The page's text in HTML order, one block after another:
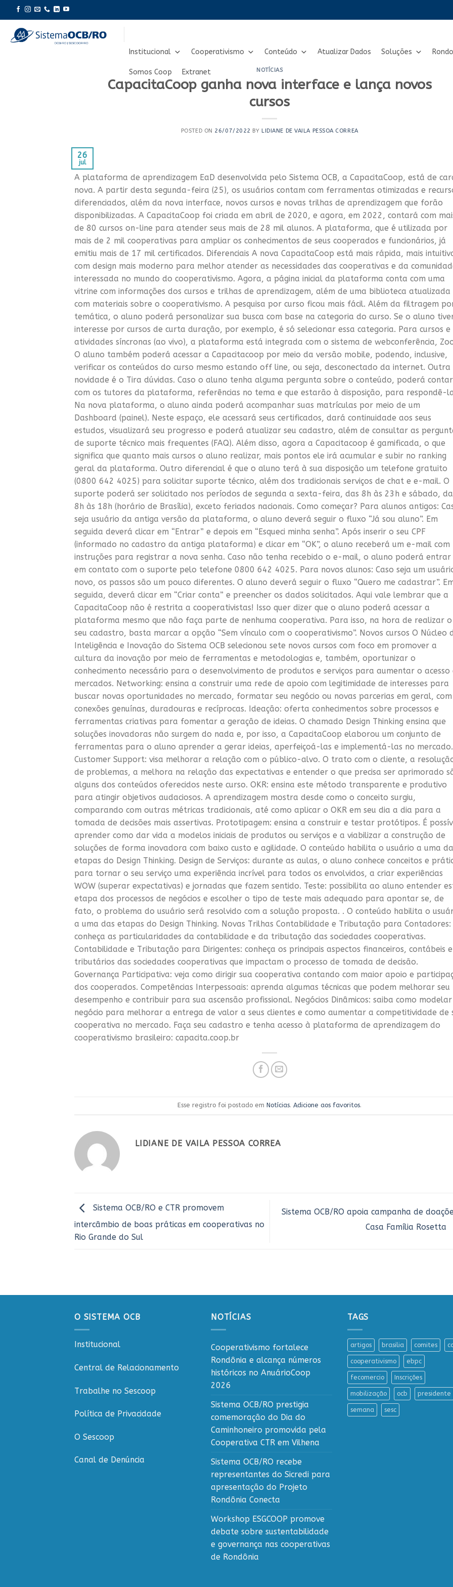
to
content
Institucional Cooperativismo Conteúdo Atualizar Dados Soluções
Somos Coop Extranet NOTÍCIAS
CapacitaCoop ganha nova interface e lança novos
cursos
POSTED ON 26/07/2022 BY LIDIANE DE VAILA PESSOA CORREA
26
jul
A plataforma de aprendizagem EaD desenvolvida pelo Sistema OCB, a CapacitaCoop, está de
nova. A partir desta segunda-feira (25), os usuários contam com ferramentas otimizadas e
diferenciados, além da nova interface, novos cursos e novas trilhas de aprendizagem que forão
disponibilizadas. A CapacitaCoop foi criada em abril de 2020, e agora, em 2022, contará com
de 80 cursos on-line para atender seus mais de 28 mil alunos. A plataforma, que é utilizada por
mais de 2 mil cooperativas para ampliar os conhecimentos de seus cooperados e funcionários, já
emitiu mais de 17 mil certificados. Diferenciais A nova CapacitaCoop está mais rápida, mais
com design mais moderno para melhor atender as necessidades das cooperativas e da
interessada no mundo do cooperativismo. Agora, a página inicial da plataforma conta com uma
vitrine com informações dos cursos e trilhas de aprendizagem, além de uma biblioteca atualizada
com materiais sobre o cooperativismo. A pesquisa por curso ficou mais fácil. Além da filtragem
temática, o aluno poderá personalizar sua busca com base na categoria do curso. Se o aluno
interesse por cursos de curta duração, por exemplo, é só selecionar essa categoria. Para cursos e
atividades síncronas (ao vivo), a plataforma está integrada com o sistema de webconferência,
O aluno também poderá acessar a Capacitacoop por meio da versão mobile, podendo, inclusive,
verificar os conteúdos do curso mesmo estando off line, ou seja, desconectado da internet. Outra
novidade é o Tira dúvidas. Caso o aluno tenha alguma pergunta sobre o conteúdo, poderá contar
com os tutores da plataforma, referências no tema e que estarão à disposição, para respondê-
Na nova plataforma, o aluno ainda poderá acompanhar suas matrículas por meio de um
Dashboard (painel). Neste espaço, ele acessará seus certificados, dará continuidade aos seus
estudos, visualizará seu progresso e poderá atualizar seu cadastro, além de consultar as
de suporte técnico mais frequentes (FAQ). Além disso, agora a Capacitacoop é gamificada, o que
significa que quanto mais cursos o aluno realizar, mais pontos ele irá acumular e subir no ranking
geral da plataforma. Outro diferencial é que o aluno terá à sua disposição um telefone gratuito
(0800 642 4025) para solicitar suporte técnico, além dos tradicionais serviços de chat e e-mail. O
suporte poderá ser solicitado nos períodos de segunda a sexta-feira, das 8h às 23h e sábado,
8h às 18h (horário de Brasília), exceto feriados nacionais. Como começar? Para alunos antigos:
seja usuário da antiga versão da plataforma, o aluno deverá seguir o fluxo “Já sou aluno”. Em
seguida deverá clicar em “Entrar” e depois em “Esqueci minha senha”. Após inserir o seu CPF
(informado no cadastro da antiga plataforma) e clicar em “OK”, o aluno receberá um e-mail com
instruções para registrar a nova senha. Caso não tenha recebido o e-mail, o aluno poderá entrar
em contato com o suporte pelo telefone 0800 642 4025. Para novos alunos: Caso seja um
novo, os passos são um pouco diferentes. O aluno deverá seguir o fluxo “Quero me cadastrar”.
seguida, deverá clicar em “Criar conta” e preencher os dados solicitados. Aqui vale lembrar que a
CapacitaCoop não é restrita a cooperativistas! Isso quer dizer que o aluno poderá acessar a
plataforma mesmo que não faça parte de nenhuma cooperativa. Para isso, na hora de realizar o
seu cadastro, basta marcar a opção “Sem vínculo com o cooperativismo”. Novos cursos O Núcleo
Inteligência e Inovação do Sistema OCB selecionou sete novos cursos com foco em promover a
cultura da inovação por meio de ferramentas e metodologias e, também, oportunizar o
conhecimento necessário para o desenvolvimento de produtos e serviços para aumentar o acesso
mercados. Networking: ensina a construir uma rede de apoio com legitimidade de interesses para
buscar novas oportunidades no mercado, formatar seu negócio ou novas parcerias em geral, com
conexões genuínas, duradouras e recíprocas. Ideação: oferta conhecimentos sobre processos e
ferramentas criativas para fomentar a geração de ideias. O chamado Design Thinking ensina que
soluções inovadoras não surgem do nada e, por isso, a CapacitaCoop elaborou um conjunto de
ferramentas para o aluno aprender a gerar ideias, aperfeiçoá-las e implementá-las no mercado.
Customer Support: visa melhorar a relação com o público-alvo. O trato com o cliente, a
de problemas, a melhora na relação das expectativas e entender o que precisa ser aprimorado
alguns dos conteúdos oferecidos neste curso. OKR: ensina este método transparente e produtivo
para atingir objetivos audaciosos. A aprendizagem mostra desde como o conceito surgiu,
comparando com outras métricas tradicionais, até como aplicar o OKR em seu dia a dia para a
tomada de decisões mais assertivas. Prototipagem: ensina a construir e testar protótipos. É
aprender como dar vida a modelos iniciais de produtos ou serviços e a viabilizar a construção de
soluções de forma inovadora com baixo custo e agilidade. O conteúdo habilita o usuário a uma
etapas do Design Thinking. Design de Serviços: durante as aulas, o aluno conhece conceitos e
para tornar o seu serviço uma experiência incrível para todos os envolvidos, a criar experiências
WOW (superar expectativas) e jornadas que fazem sentido. Teste: possibilita ao aluno entender
etapa dos processos de negócios e escolher o tipo de teste mais adequado para apontar se, de
fato, o problema do usuário será resolvido com a solução proposta. . O conteúdo habilita o
a uma das etapas do Design Thinking. Novas Trilhas Contabilidade e Tributação para Contadores:
conheça as particularidades da contabilidade e da tributação das sociedades cooperativas.
Contabilidade e Tributação para Dirigentes: conheça os principais aspectos financeiros, contábeis e
tributários das sociedades cooperativas que impactam o processo de tomada de decisão.
Governança Participativa: veja como dirigir sua cooperativa contando com maior apoio e
dos cooperados. Competências Interpessoais: aprenda algumas técnicas que podem melhorar seu
desempenho e contribuir para sua ascensão profissional. Negócios Dinâmicos: saiba como
negócio para melhorar a entrega de valor a seus clientes e como aumentar a competitividade de
cooperativa no mercado. Faça seu cadastro e tenha acesso à plataforma de aprendizagem do
cooperativismo brasileiro: capacita.coop.br
Esse registro foi postado emNotícias.Adicione aos favoritos.
LIDIANE DE VAILA PESSOA CORREA
Sistema OCB/RO e CTR promovem
intercâmbio de boas práticas em cooperativas no
Rio Grande do Sul
Sistema OCB/RO apoia campanha de
Casa Família Rosetta
O SISTEMA OCB
Institucional
Central de Relacionamento
Trabalhe no Sescoop
Política de Privacidade
O Sescoop
Canal de Denúncia
NOTÍCIAS
Cooperativismo fortalece
Rondônia e alcança números
históricos no AnuárioCoop
2026
Sistema OCB/RO prestigia
comemoração do Dia do
Caminhoneiro promovida pela
Cooperativa CTR em Vilhena
Sistema OCB/RO recebe
representantes do Sicredi para
apresentação do Projeto
Rondônia Conecta
Workshop ESGCOOP promove
debate sobre sustentabilidade
e governança nas cooperativas
de Rondônia
TAGS
artigos brasilia comites
cooperativismo ebpc
fecomercio Inscrições
mobilização ocb presidente
semana sesc